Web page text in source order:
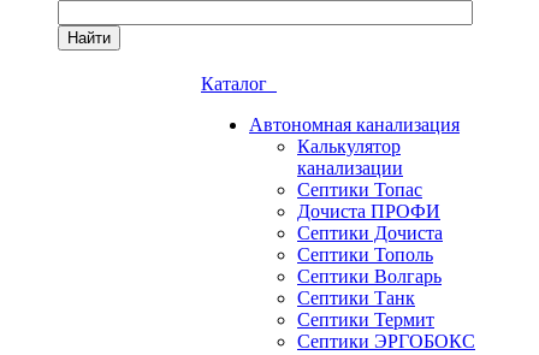
Найти
Каталог
Автономная канализация
Калькулятор
канализации
Септики Топас
Дочиста ПРОФИ
Септики Дочиста
Септики Тополь
Септики Волгарь
Септики Танк
Септики Термит
Септики ЭРГОБОКС